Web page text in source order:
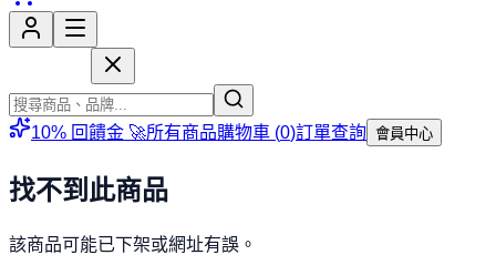
10% 回饋金 🚀所有商品購物車 (0)訂單查詢 會員中心
找不到此商品
該商品可能已下架或網址有誤。